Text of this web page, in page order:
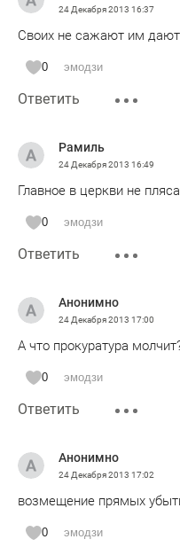
24 Декабря 2013 16:37
Своих не сажают им
0 эмодзи
Ответить
Рамиль
24 Декабря 2013 16:49
Главное в церкви не
0 эмодзи
Ответить
Анонимно
24 Декабря 2013 17:00
А что прокуратура
0 эмодзи
Ответить
Анонимно
24 Декабря 2013 17:02
возмещение прямых
0 эмодзи